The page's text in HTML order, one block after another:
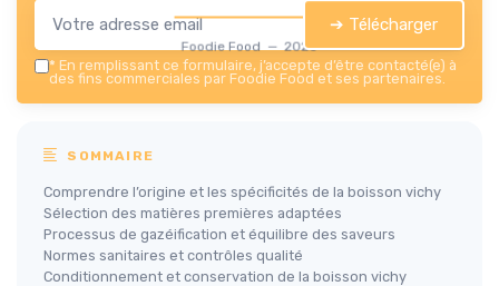
Foodie Food — 2026
➔ Télécharger
* En remplissant ce formulaire, j’accepte d’être contacté(e) à
des fins commerciales par Foodie Food et ses partenaires.
SOMMAIRE
Comprendre l’origine et les spécificités de la boisson vichy
Sélection des matières premières adaptées
Processus de gazéification et équilibre des saveurs
Normes sanitaires et contrôles qualité
Conditionnement et conservation de la boisson vichy